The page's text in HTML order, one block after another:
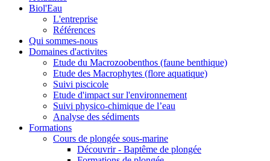
Biol'Eau
L'entreprise
Références
Qui sommes-nous
Domaines d'activites
Etude du Macrozoobenthos (faune benthique)
Etude des Macrophytes (flore aquatique)
Suivi piscicole
Etude d'impact sur l'environnement
Suivi physico-chimique de l’eau
Analyse des sédiments
Formations
Cours de plongée sous-marine
Découvrir - Baptême de plongée